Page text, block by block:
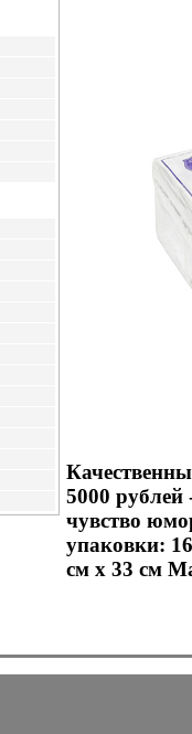
5000
чувство
упаковки:
см x 33 см